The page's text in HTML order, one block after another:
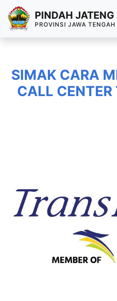
PINDAH JATENG
PROVINSI JAWA TENGAH
SIMAK CARA
CALL